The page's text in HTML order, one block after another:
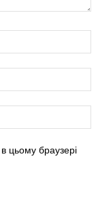
цьому браузері